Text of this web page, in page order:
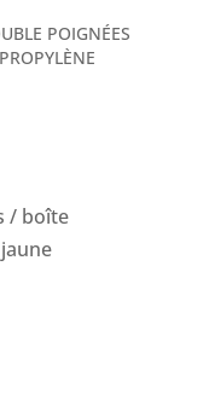
POIGNÉES
/ boîte